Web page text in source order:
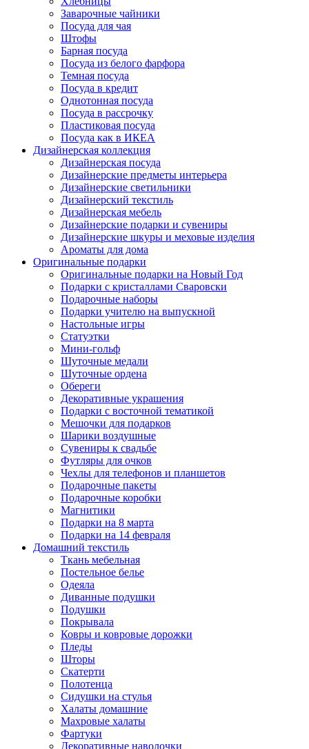
Заварочные чайники
Посуда для чая
Штофы
Барная посуда
Посуда из белого фарфора
Темная посуда
Посуда в кредит
Однотонная посуда
Посуда в рассрочку
Пластиковая посуда
Посуда как в ИКЕА
Дизайнерская коллекция
Дизайнерская посуда
Дизайнерские предметы интерьера
Дизайнерские светильники
Дизайнерский текстиль
Дизайнерская мебель
Дизайнерские подарки и сувениры
Дизайнерские шкуры и меховые изделия
Ароматы для дома
Оригинальные подарки
Оригинальные подарки на Новый Год
Подарки с кристаллами Сваровски
Подарочные наборы
Подарки учителю на выпускной
Настольные игры
Статуэтки
Мини-гольф
Шуточные медали
Шуточные ордена
Обереги
Декоративные украшения
Подарки с восточной тематикой
Мешочки для подарков
Шарики воздушные
Сувениры к свадьбе
Футляры для очков
Чехлы для телефонов и планшетов
Подарочные пакеты
Подарочные коробки
Магнитики
Подарки на 8 марта
Подарки на 14 февраля
Домашний текстиль
Ткань мебельная
Постельное белье
Одеяла
Диванные подушки
Подушки
Покрывала
Ковры и ковровые дорожки
Пледы
Шторы
Скатерти
Полотенца
Сидушки на стулья
Халаты домашние
Махровые халаты
Фартуки
Декоративные наволочки